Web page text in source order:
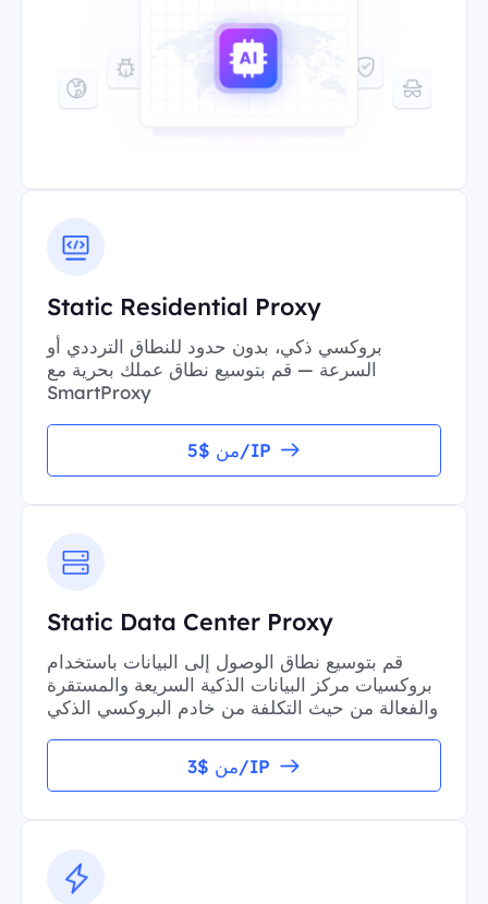
Static Residential Proxy
بروكسي ذكي، بدون حدود للنطاق الترددي أو
السرعة — قم بتوسيع نطاق عملك بحرية مع
SmartProxy
من $5/IP
Static Data Center Proxy
قم بتوسيع نطاق الوصول إلى البيانات باستخدام
بروكسيات مركز البيانات الذكية السريعة والمستقرة
والفعالة من حيث التكلفة من خادم البروكسي الذكي
من $3/IP